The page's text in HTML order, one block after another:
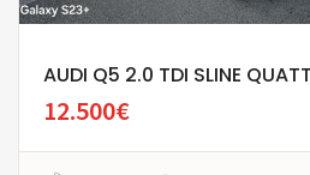
AUDI Q5 2.0 TDI SLINE
12.500€